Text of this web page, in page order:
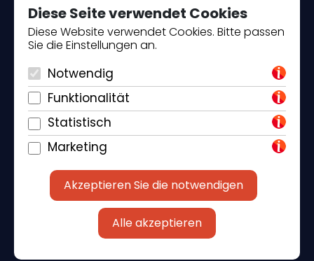
Diese Seite verwendet Cookies
Diese Website verwendet Cookies. Bitte passen
Sie die Einstellungen an.
Notwendig
Funktionalität
Statistisch
Marketing
Akzeptieren Sie die notwendigen
Alle akzeptieren
Piantade 41, 52440 Poreč
+385 98 184 4015
info@klickandbook.com